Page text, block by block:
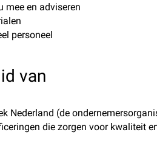
mee en adviseren
personeel
van
Nederland (de
die zorgen voor kwaliteit